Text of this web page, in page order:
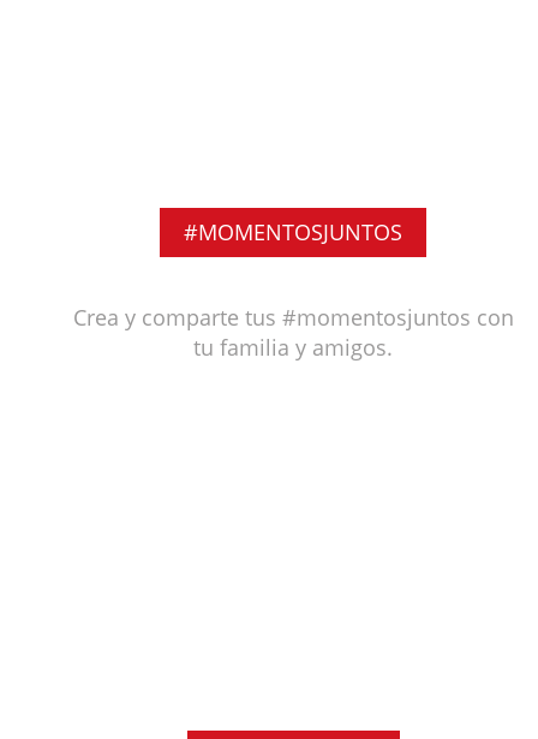
#MOMENTOSJUNTOS
Crea y comparte tus #momentosjuntos con
tu familia y amigos.